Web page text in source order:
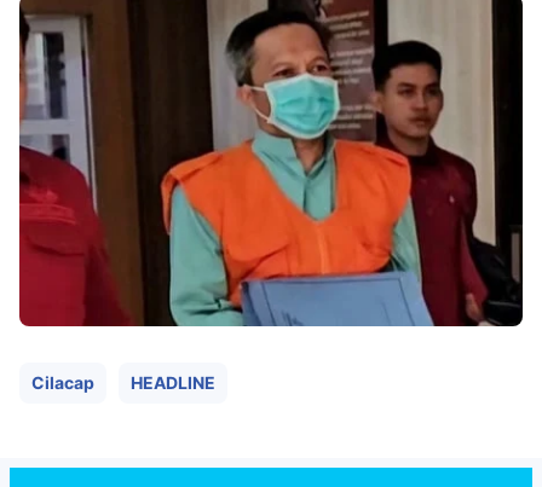
Raushan
Design
With
Shroff
Templates
Cilacap HEADLINE